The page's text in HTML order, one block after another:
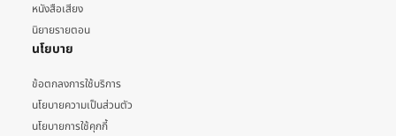
หนังสือเสียง
นิยายรายตอน
นโยบาย
ข้อตกลงการใช้บริการ
นโยบายความเป็นส่วนตัว
นโยบายการใช้คุกกี้